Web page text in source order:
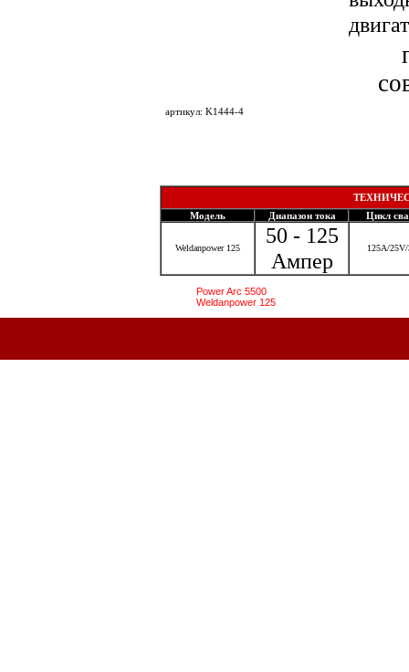
артикул: K1444-4
Модель
Диапазон тока Цикл
Weldanpower 125
50 - 125
Ампер
125А/25V/
Power Arc 5500
Weldanpower 125